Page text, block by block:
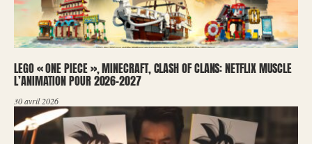
LEGO « ONE PIECE », MINECRAFT, CLASH OF CLANS: NETFLIX MUSCLE
L’ANIMATION POUR 2026-2027
30 avril 2026